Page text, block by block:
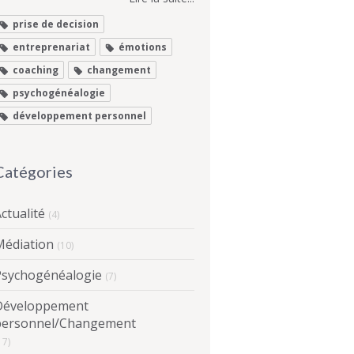
prise de decision
entreprenariat
émotions
coaching
changement
psychogénéalogie
développement personnel
(4)
(10)
(7)
Changement